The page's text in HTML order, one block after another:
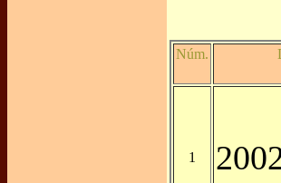
Núm.
1